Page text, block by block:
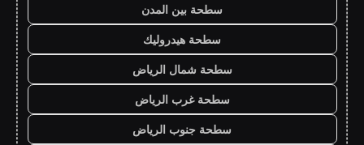
سطحة بين المدن
سطحة هيدروليك
سطحة شمال الرياض
سطحة غرب الرياض
سطحة جنوب الرياض